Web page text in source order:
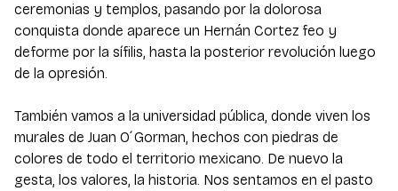
ceremonias y templos, pasando por la dolorosa
conquista donde aparece un Hernán Cortez feo y
deforme por la sífilis, hasta la posterior revolución luego
de la opresión.
También vamos a la universidad pública, donde viven los
murales de Juan O´Gorman, hechos con piedras de
colores de todo el territorio mexicano. De nuevo la
gesta, los valores, la historia. Nos sentamos en el pasto